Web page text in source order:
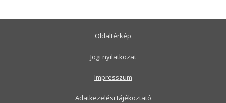
Oldaltérkép
Jogi nyilatkozat
Impresszum
Adatkezelési tájékoztató